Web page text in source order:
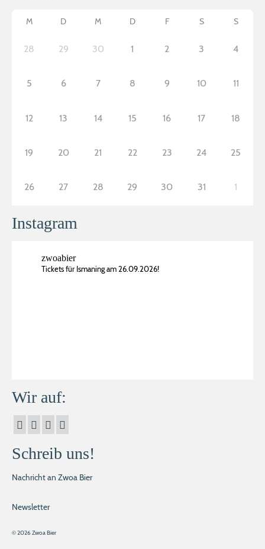
M D M D F S S
28 29 30 1 2 3 4
5 6 7 8 9 10 11
12 13 14 15 16 17 18
19 20 21 22 23 24 25
26 27 28 29 30 31 1
Instagram
zwoabier
Tickets für Ismaning am 26.09.2026!
Wir auf:
Schreib uns!
Nachricht an Zwoa Bier
Newsletter
© 2026 Zwoa Bier